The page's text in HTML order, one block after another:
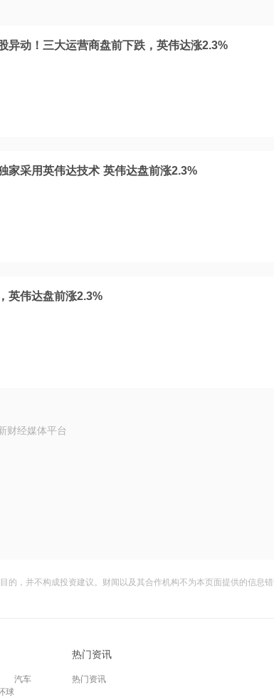
异动！三大运营商盘前下跌，英伟达涨2.3%
家采用英伟达技术 英伟达盘前涨2.3%
英伟达盘前涨2.3%
财经媒体平台
的，并不构成投资建议。财闻以及其合作机构不为本页面提供的信息
汽车
球
热门资讯
热门资讯